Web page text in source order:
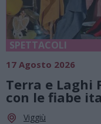
SPETTACOLI
17 Agosto 2026
Terra e Laghi
con le fiabe
Viggiù